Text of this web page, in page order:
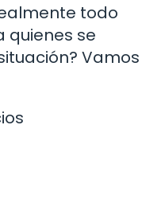
todo
quienes se
Vamos